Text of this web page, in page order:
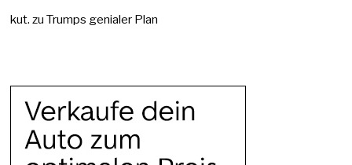
kut. zuTrumps genialer Plan